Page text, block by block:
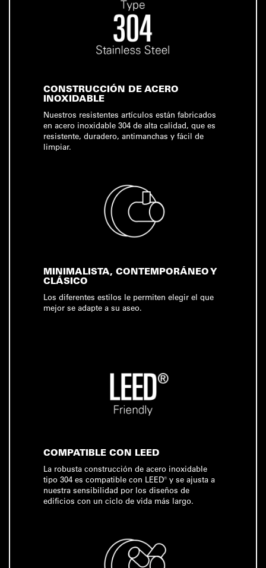
CONSTRUCCIÓN DE ACERO
INOXIDABLE
Nuestros resistentes artículos están fabricados
en acero inoxidable 304 de alta calidad, que es
resistente, duradero, antimanchas y fácil de
limpiar.
MINIMALISTA, CONTEMPORÁNEO Y
CLÁSICO
Los diferentes estilos le permiten elegir el que
mejor se adapte a su aseo.
COMPATIBLE CON LEED
La robusta construcción de acero inoxidable
tipo 304 es compatible con LEED® y se ajusta a
nuestra sensibilidad por los diseños de
edificios con un ciclo de vida más largo.